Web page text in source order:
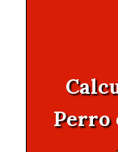
Perro